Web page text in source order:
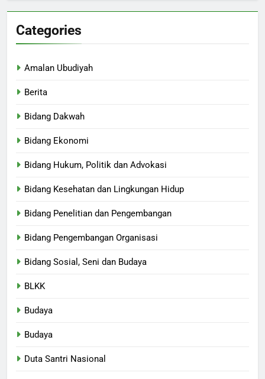
Categories
Amalan Ubudiyah
Berita
Bidang Dakwah
Bidang Ekonomi
Bidang Hukum, Politik dan Advokasi
Bidang Kesehatan dan Lingkungan Hidup
Bidang Penelitian dan Pengembangan
Bidang Pengembangan Organisasi
Bidang Sosial, Seni dan Budaya
BLKK
Budaya
Budaya
Duta Santri Nasional